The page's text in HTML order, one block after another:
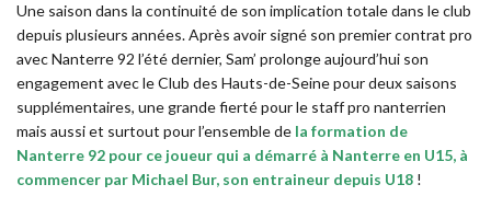
Une saison dans la continuité de son implication totale dans le club
depuis plusieurs années. Après avoir signé son premier contrat pro
avec Nanterre 92 l’été dernier, Sam’ prolonge aujourd’hui son
engagement avec le Club des Hauts-de-Seine pour deux saisons
supplémentaires, une grande fierté pour le staff pro nanterrien
mais aussi et surtout pour l’ensemble de la formation de
Nanterre 92 pour ce joueur qui a démarré à Nanterre en U15, à
commencer par Michael Bur, son entraineur depuis U18 !